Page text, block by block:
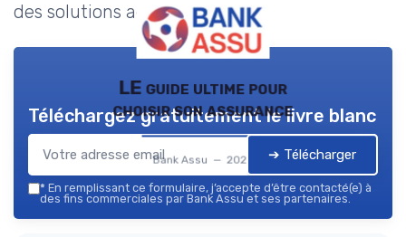
des solutions adaptées.
LE guide ultime pour
choisir son assurance
Bank Assu — 2026
Téléchargez gratuitement le livre blanc
➔ Télécharger
* En remplissant ce formulaire, j’accepte d’être contacté(e) à
des fins commerciales par Bank Assu et ses partenaires.